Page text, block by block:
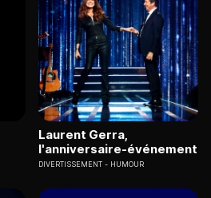
Laurent Gerra,
l'anniversaire-événement
DIVERTISSEMENT HUMOUR